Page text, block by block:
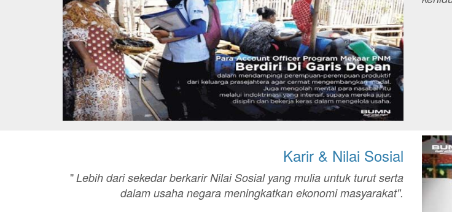
Karir & Nilai Sosial
"Lebih dari sekedar berkarir Nilai Sosial yang mulia untuk turut serta
dalam usaha negara meningkatkan ekonomi masyarakat".